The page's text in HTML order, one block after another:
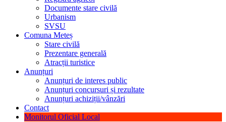
Documente stare civilă
Urbanism
SVSU
Comuna Meteș
Stare civilă
Prezentare generală
Atracții turistice
Anunțuri
Anunțuri de interes public
Anunțuri concursuri și rezultate
Anunțuri achiziții/vânzări
Contact
Monitorul Oficial Local